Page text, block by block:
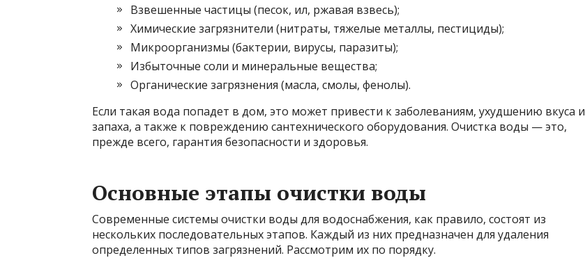
Взвешенные частицы (песок, ил, ржавая взвесь);
Химические загрязнители (нитраты, тяжелые металлы, пестициды);
Микроорганизмы (бактерии, вирусы, паразиты);
Избыточные соли и минеральные вещества;
Органические загрязнения (масла, смолы, фенолы).
Если такая вода попадет в дом, это может привести к заболеваниям, ухудшению вкуса и
запаха, а также к повреждению сантехнического оборудования. Очистка воды — это,
прежде всего, гарантия безопасности и здоровья.
Основные этапы очистки воды
Современные системы очистки воды для водоснабжения, как правило, состоят из
нескольких последовательных этапов. Каждый из них предназначен для удаления
определенных типов загрязнений. Рассмотрим их по порядку.